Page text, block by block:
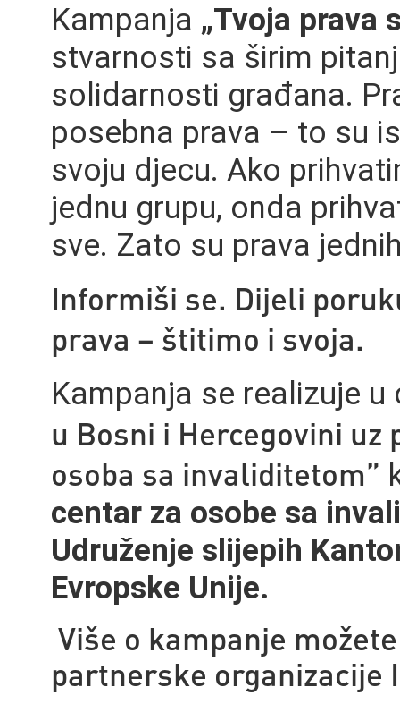
Kampanja „Tvoja prava
stvarnosti sa širim
solidarnosti građana.
posebna prava – to su
svoju djecu. Ako
jednu grupu, onda
sve. Zato su prava
Informiši se. Dijeli
prava – štitimo i svoja.
Kampanja se realizuje
u Bosni i Hercegovini
osoba sa invaliditetom”
centar za osobe sa
Udruženje slijepih
Evropske Unije.
Više o kampanje
partnerske organizacije